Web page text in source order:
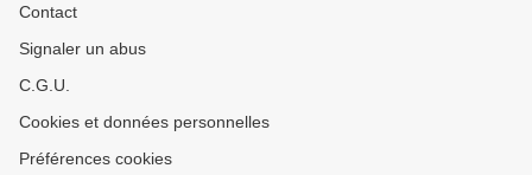
Contact
Signaler un abus
C.G.U.
Cookies et données personnelles
Préférences cookies